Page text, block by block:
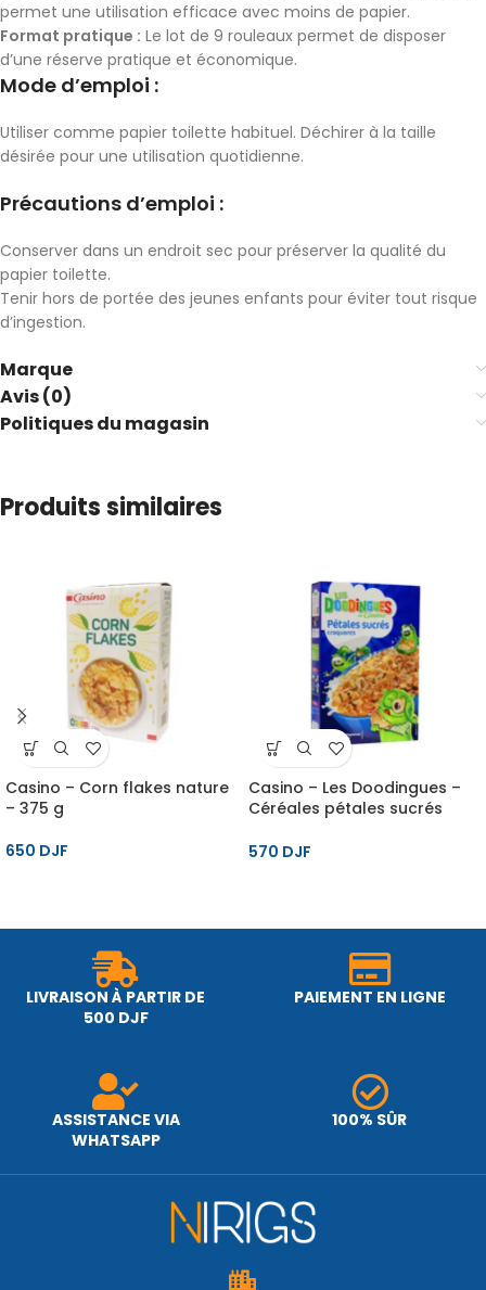
permet une utilisation efficace avec moins de papier.
Format pratique : Le lot de 9 rouleaux permet de disposer
d’une réserve pratique et économique.
Mode d’emploi :
Utiliser comme papier toilette habituel. Déchirer à la taille
désirée pour une utilisation quotidienne.
Précautions d’emploi :
Conserver dans un endroit sec pour préserver la qualité du
papier toilette.
Tenir hors de portée des jeunes enfants pour éviter tout risque
d’ingestion.
Marque
Avis (0)
Politiques du magasin
Produits similaires
Casino – Corn flakes nature
– 375 g
650 DJF
Casino – Les Doodingues –
Céréales pétales sucrés
570 DJF
LIVRAISON À PARTIR DE
500 DJF
PAIEMENT EN LIGNE
ASSISTANCE VIA
WHATSAPP
100% SÛR